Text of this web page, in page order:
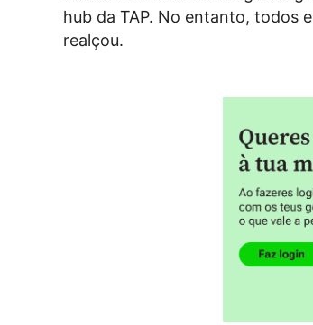
hub da TAP. No entanto, todos
realçou.